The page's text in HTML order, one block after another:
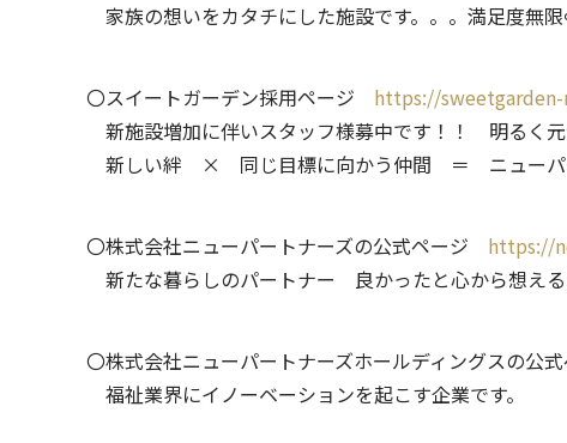
家族の想いをカタチにした施設です。。。満足度無限
〇スイートガーデン採用ページ https://
新施設増加に伴いスタッフ様募中です！！ 明るく
新しい絆 × 同じ目標に向かう仲間 ＝ ニューパ
〇株式会社ニューパートナーズの公式ページ https://
新たな暮らしのパートナー 良かったと心から想える
〇株式会社ニューパートナーズホールディングスの公
福祉業界にイノーベーションを起こす企業です。